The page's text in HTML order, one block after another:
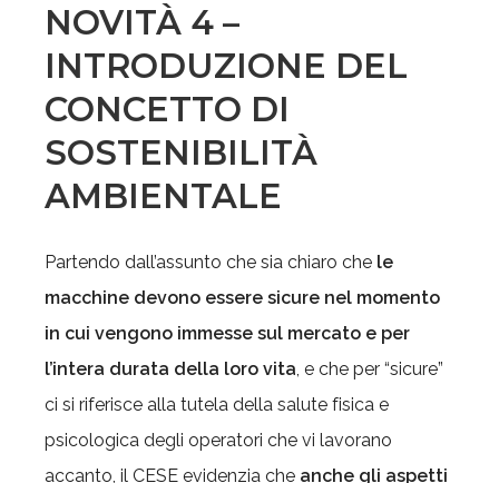
NOVITÀ 4 –
INTRODUZIONE DEL
CONCETTO DI
SOSTENIBILITÀ
AMBIENTALE
Partendo dall’assunto che sia chiaro che le
macchine devono essere sicure nel momento
in cui vengono immesse sul mercato e per
l’intera durata della loro vita , e che per “sicure”
ci si riferisce alla tutela della salute fisica e
psicologica degli operatori che vi lavorano
accanto, il CESE evidenzia che anche gli aspetti